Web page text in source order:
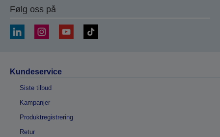
Følg oss på
Kundeservice
Siste tilbud
Kampanjer
Produktregistrering
Retur